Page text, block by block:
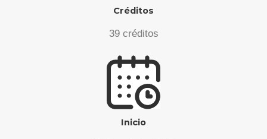
Créditos
39 créditos
Inicio